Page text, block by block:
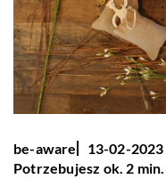
be-aware
13-02-2023
Potrzebujesz ok. 2